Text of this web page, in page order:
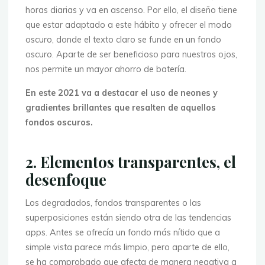
horas diarias y va en ascenso. Por ello, el diseño tiene
que estar adaptado a este hábito y ofrecer el modo
oscuro, donde el texto claro se funde en un fondo
oscuro. Aparte de ser beneficioso para nuestros ojos,
nos permite un mayor ahorro de batería.
En este 2021 va a destacar el uso de neones y
gradientes brillantes que resalten de aquellos
fondos oscuros.
2. Elementos transparentes, el
desenfoque
Los degradados, fondos transparentes o las
superposiciones están siendo otra de las tendencias
apps. Antes se ofrecía un fondo más nítido que a
simple vista parece más limpio, pero aparte de ello,
se ha comprobado que afecta de manera negativa a